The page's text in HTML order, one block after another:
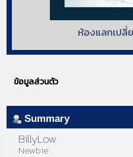
ห้องแลกเปลี่
ข้อมูลส่วนตัว
Summary
BillyLow
Newbie